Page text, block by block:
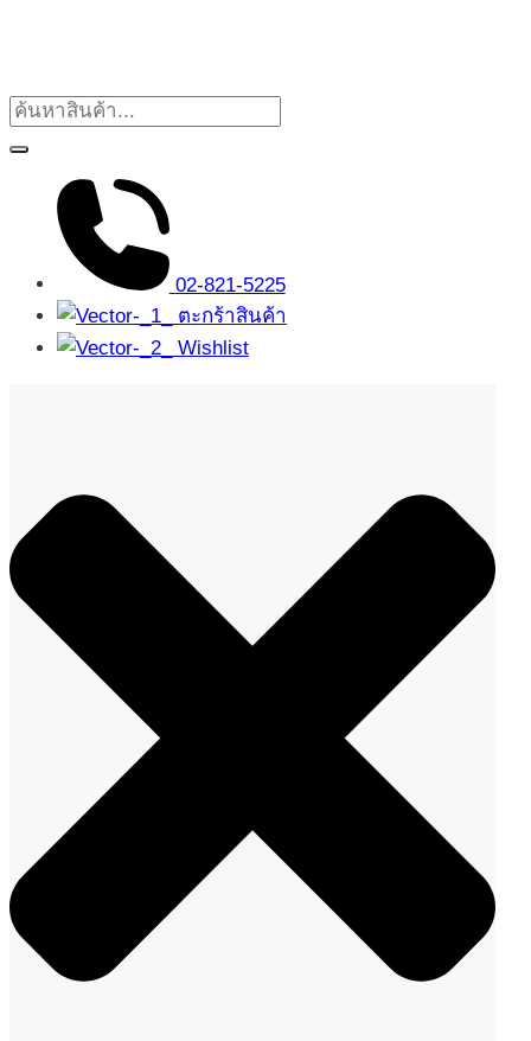
02-821-5225
ตะกร้าสินค้า
Wishlist